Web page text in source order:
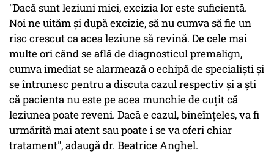
"Dacă sunt leziuni mici, excizia lor este suficientă.
Noi ne uităm și după excizie, să nu cumva să fie un
risc crescut ca acea leziune să revină. De cele mai
multe ori când se află de diagnosticul premalign,
cumva imediat se alarmează o echipă de specialiști și
se întrunesc pentru a discuta cazul respectiv și a ști
că pacienta nu este pe acea munchie de cuțit că
leziunea poate reveni. Dacă e cazul, bineînțeles, va fi
urmărită mai atent sau poate i se va oferi chiar
tratament", adaugă dr. Beatrice Anghel.